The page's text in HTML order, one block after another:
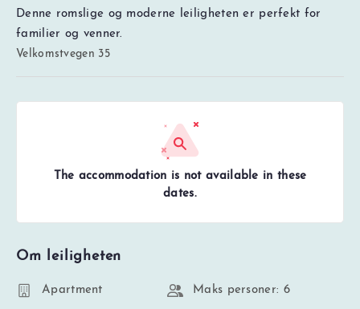
Denne romslige og moderne leiligheten er perfekt for
familier og venner.
Velkomstvegen 35
The accommodation is not available in these
dates.
Om leiligheten
Apartment Maks personer: 6